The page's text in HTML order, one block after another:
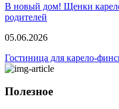
В новый дом! Щенки
родителей
05.06.2026
Гостиница для карело-
Полезное